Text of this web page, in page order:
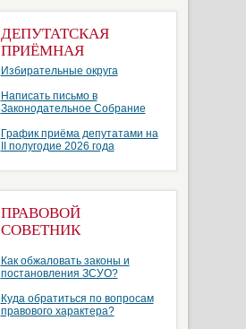
ДЕПУТАТСКАЯ
ПРИЁМНАЯ
Избирательные округа
Написать письмо в
Законодательное Собрание
График приёма депутатами на
II полугодие 2026 года
ПРАВОВОЙ
СОВЕТНИК
Как обжаловать законы и
постановления ЗСУО?
Куда обратиться по вопросам
правового характера?